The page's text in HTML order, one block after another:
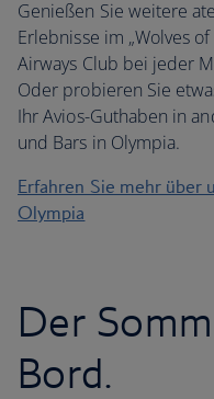
Genießen Sie weitere
Erlebnisse im „Wolves
Airways Club bei jeder
Oder probieren Sie
Ihr Avios-Guthaben in
und Bars in Olympia.
Erfahren Sie mehr über
Olympia
Der
Bord.